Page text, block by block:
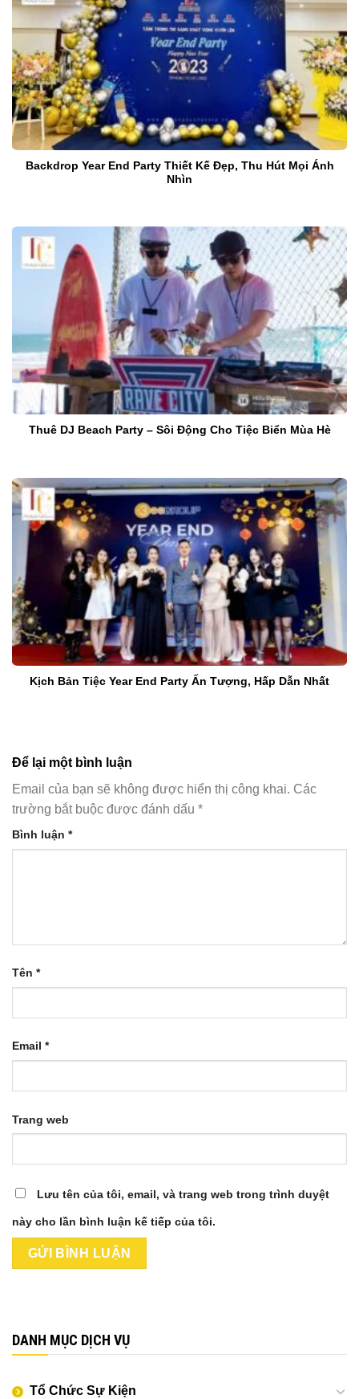
Backdrop Year End Party Thiết Kế Đẹp, Thu Hút Mọi Ánh
Nhìn
Thuê DJ Beach Party – Sôi Động Cho Tiệc Biển Mùa Hè
Kịch Bản Tiệc Year End Party Ấn Tượng, Hấp Dẫn Nhất
Để lại một bình luận
Email của bạn sẽ không được hiển thị công khai. Các
trường bắt buộc được đánh dấu *
Bình luận *
Tên *
Email *
Trang web
Lưu tên của tôi, email, và trang web trong trình duyệt
này cho lần bình luận kế tiếp của tôi.
DANH MỤC DỊCH VỤ
Tổ Chức Sự Kiện